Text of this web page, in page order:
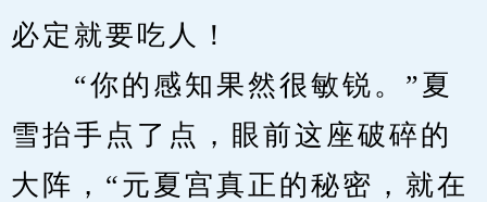
必定就要吃人！
“你的感知果然很敏锐。”夏
雪抬手点了点，眼前这座破碎的
大阵，“元夏宫真正的秘密，就在